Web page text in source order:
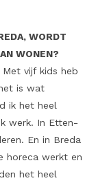
WORDT
WONEN?
vijf kids heb
is wat
ik het heel
werk. In Etten-
En in Breda
horeca werkt en
het heel